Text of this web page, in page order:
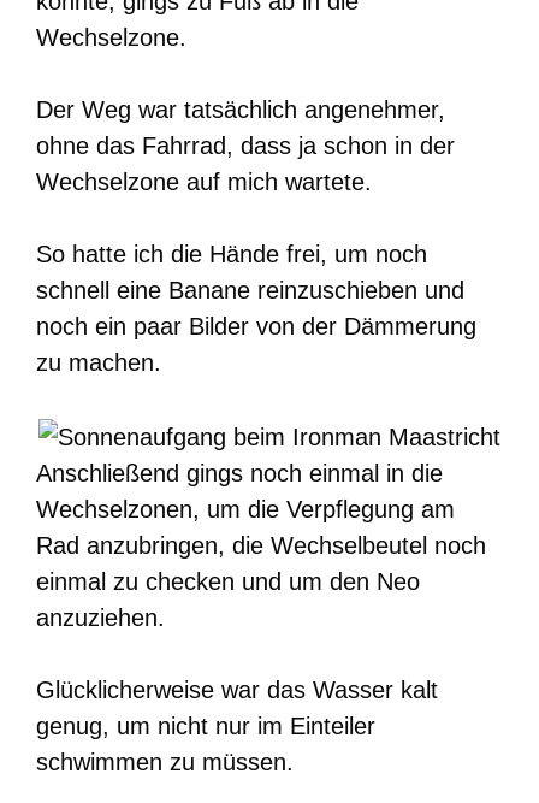
Wechselzone.
Der Weg war tatsächlich angenehmer,
ohne das Fahrrad, dass ja schon in der
Wechselzone auf mich wartete.
So hatte ich die Hände frei, um noch
schnell eine Banane reinzuschieben und
noch ein paar Bilder von der Dämmerung
zu machen.
Anschließend gings noch einmal in die
Wechselzonen, um die Verpflegung am
Rad anzubringen, die Wechselbeutel noch
einmal zu checken und um den Neo
anzuziehen.
Glücklicherweise war das Wasser kalt
genug, um nicht nur im Einteiler
schwimmen zu müssen.